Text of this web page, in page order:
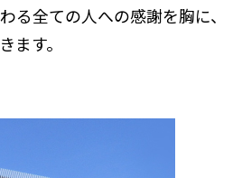
る全ての人への感謝を胸に、
ます。